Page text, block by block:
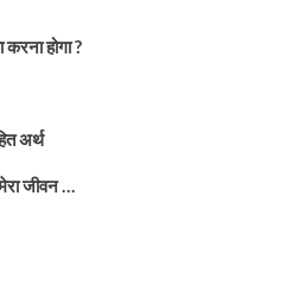
होगा ?
अर्थ
जीवन …